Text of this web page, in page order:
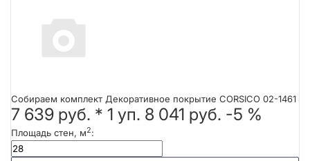
Собираем комплект Декоративное покрытие CORSICO 02-1461
7 639 руб. * 1 уп. 8 041 руб. -5 %
Площадь стен, м2: